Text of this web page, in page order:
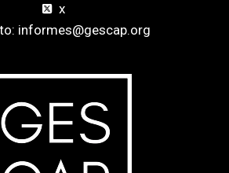
x
informes@gescap.org